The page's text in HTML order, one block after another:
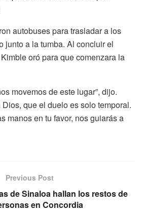
autobuses para trasladar a los
junto a la tumba. Al concluir el
oró para que comenzara la
movemos de este lugar”, dijo.
que el duelo es solo temporal.
manos en tu favor, nos guiarás a
Previous Post
de Sinaloa hallan los restos de
en Concordia